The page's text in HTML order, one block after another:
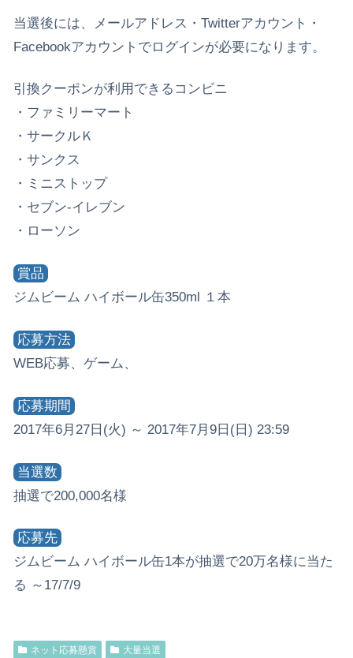
当選後には、メールアドレス・Twitterアカウント・
Facebookアカウントでログインが必要になります。
引換クーポンが利用できるコンビニ
・ファミリーマート
・サークルＫ
・サンクス
・ミニストップ
・セブン-イレブン
・ローソン
賞品
ジムビーム ハイボール缶350ml １本
応募方法
WEB応募、ゲーム、
応募期間
2017年6月27日(火) ～ 2017年7月9日(日) 23:59
当選数
抽選で200,000名様
応募先
ジムビーム ハイボール缶1本が抽選で20万名様に当た
る ～17/7/9
ネット応募懸賞 大量当選